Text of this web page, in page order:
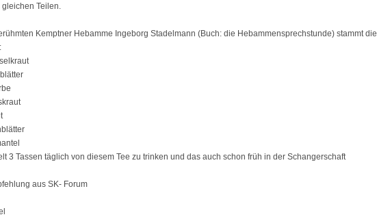
Teilen.
Kemptner Hebamme Ingeborg Stadelmann (Buch: die Hebammensprechstunde) stammt die
3 Tassen täglich von diesem Tee zu trinken und das auch schon früh in der Schangerschaft
aus SK- Forum